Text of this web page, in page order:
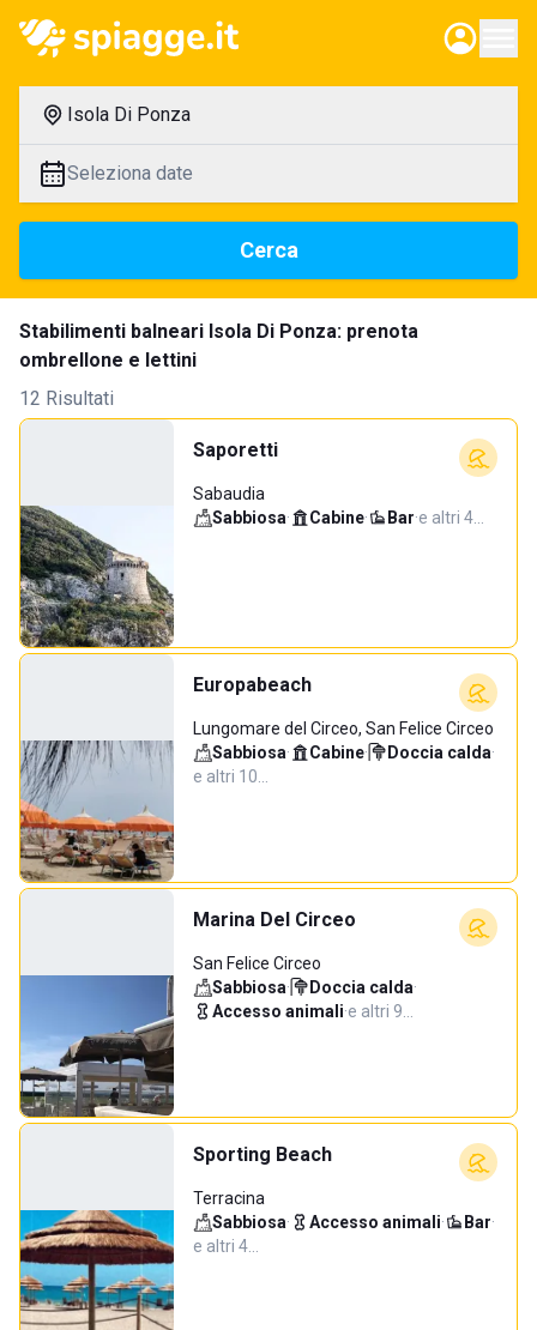
Isola Di Ponza
Seleziona date
Cerca
Stabilimenti balneari Isola Di Ponza: prenota
ombrellone e lettini
12 Risultati
Saporetti
Sabaudia
Sabbiosa· Cabine· Bar·e altri 4…
Europabeach
Lungomare del Circeo, San Felice Circeo
Sabbiosa· Cabine· Doccia calda·
e altri 10…
Marina Del Circeo
San Felice Circeo
Sabbiosa· Doccia calda·
Accesso animali·e altri 9…
Sporting Beach
Terracina
Sabbiosa· Accesso animali· Bar·
e altri 4…